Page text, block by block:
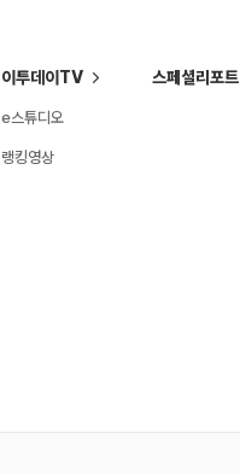
이투데이TV
e스튜디오
랭킹영상
스페셜리포트